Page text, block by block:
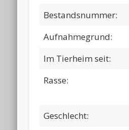
Bestandsnummer:
Aufnahmegrund:
Im Tierheim seit:
Rasse:
Geschlecht: